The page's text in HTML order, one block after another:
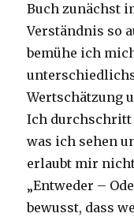
Buch zunächst
Verständnis so
bemühe ich
Wertschätzung
Ich durchschritt
was ich sehen
erlaubt mir
„Entweder –
bewusst, dass